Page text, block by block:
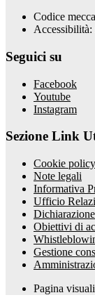
Codice
Accessibilità:
Seguici su
Facebook
Youtube
Instagram
Sezione Link
Cookie policy
Note legali
Informativa
Ufficio
Obiettivi di
Gestione
Pagina